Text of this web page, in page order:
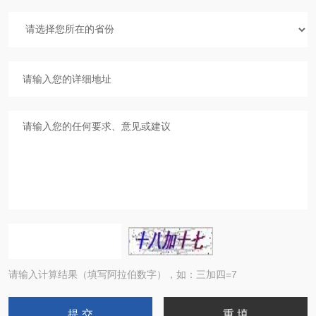
请输入计算结果（填写阿拉伯数字），如：三加四=7